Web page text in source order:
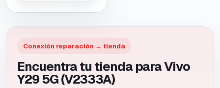
Conexión reparación → tienda
Encuentra tu tienda para Vivo
Y29 5G (V2333A)